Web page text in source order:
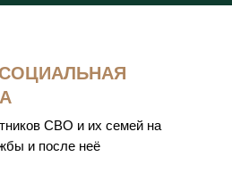
СВО и их семей на
и после неё